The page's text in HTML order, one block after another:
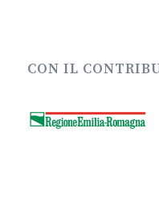
CON IL